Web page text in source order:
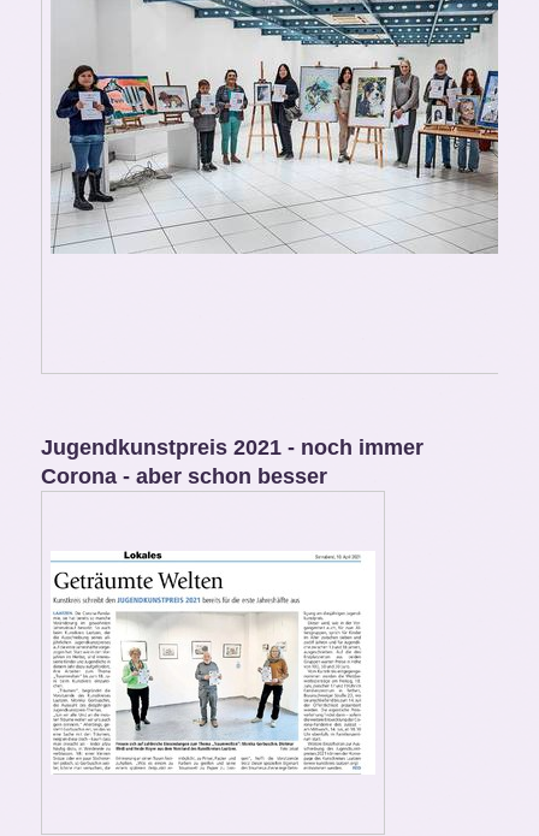
Jugendkunstpreis 2021 - noch immer
Corona - aber schon besser